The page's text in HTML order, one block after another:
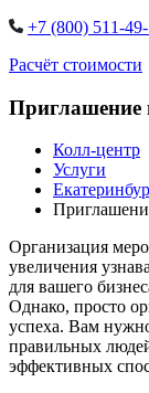
+7 (800) 511-
Расчёт стоимости
Приглашение
Колл-центр
Услуги
Организация
увеличения
для вашего
Однако, просто
успеха. Вам
правильных
эффективных